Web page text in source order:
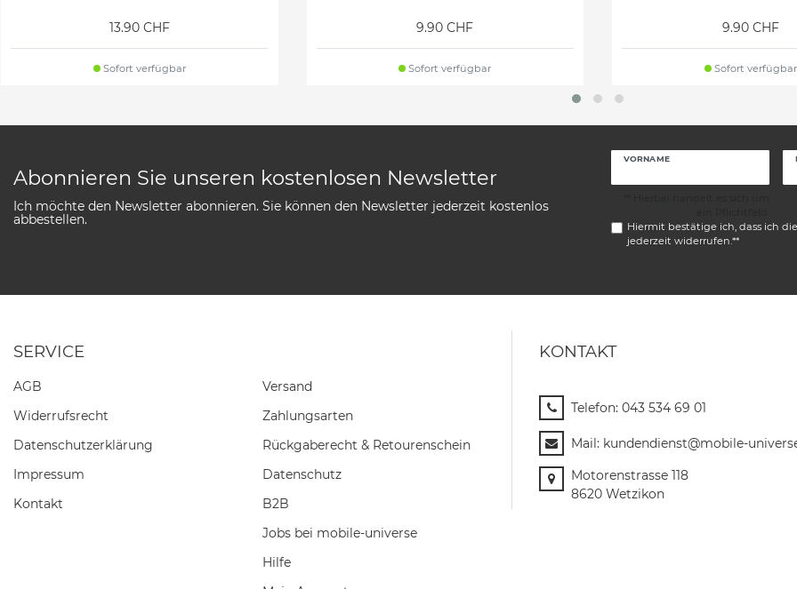
13.90 CHF
Sofort verfügbar
9.90 CHF
Sofort verfügbar
9.90 CHF
Sofort verfügbar
Abonnieren Sie unseren kostenlosen Newsletter
Ich möchte den Newsletter abonnieren. Sie können den Newsletter jederzeit kostenlos
abbestellen.
VORNAME
Hiermit bestätige ich, dass ich die
jederzeit widerrufen.**
SERVICE
AGB
Widerrufs­recht
Daten­schutz­erklärung
Impressum
Kontakt
Versand
Zahlungsarten
Rückgaberecht & Retourenschein
Datenschutz
B2B
Jobs bei mobile-universe
Hilfe
KONTAKT
Telefon: 043 534 69 01
Mail: kundendienst@mobile-
Motorenstrasse 118
8620 Wetzikon